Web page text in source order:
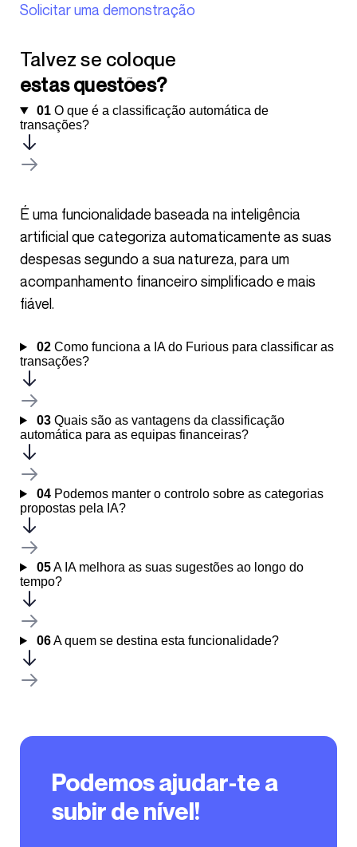
Podemos ajudar-te a
subir de nível!
Solicitar uma demonstração
Talvez se coloque
estas questões?
01O que é a classificação automática de
transações?
É uma funcionalidade baseada na inteligência
artificial que categoriza automaticamente as suas
despesas segundo a sua natureza, para um
acompanhamento financeiro simplificado e mais
fiável.
02Como funciona a IA do Furious para classificar as
transações?
03Quais são as vantagens da classificação
automática para as equipas financeiras?
04Podemos manter o controlo sobre as categorias
propostas pela IA?
05A IA melhora as suas sugestões ao longo do
tempo?
06A quem se destina esta funcionalidade?